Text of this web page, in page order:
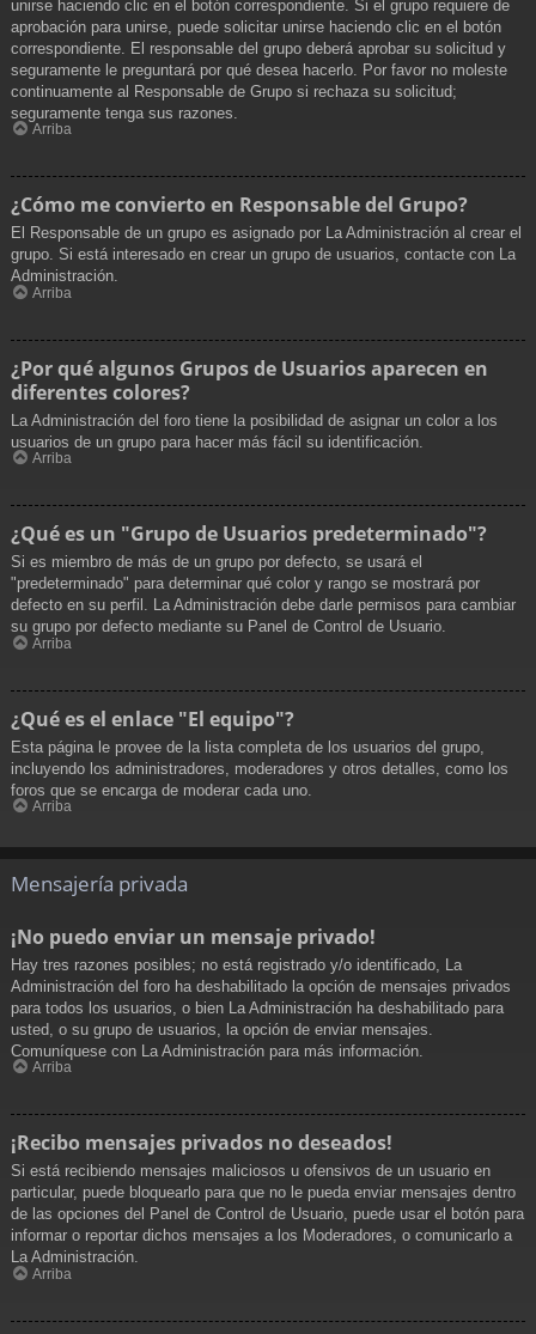
unirse haciendo clic en el botón correspondiente. Si el grupo requiere de
aprobación para unirse, puede solicitar unirse haciendo clic en el botón
correspondiente. El responsable del grupo deberá aprobar su solicitud y
seguramente le preguntará por qué desea hacerlo. Por favor no moleste
continuamente al Responsable de Grupo si rechaza su solicitud;
seguramente tenga sus razones.
Arriba
¿Cómo me convierto en Responsable del Grupo?
El Responsable de un grupo es asignado por La Administración al crear el
grupo. Si está interesado en crear un grupo de usuarios, contacte con La
Administración.
Arriba
¿Por qué algunos Grupos de Usuarios aparecen en
diferentes colores?
La Administración del foro tiene la posibilidad de asignar un color a los
usuarios de un grupo para hacer más fácil su identificación.
Arriba
¿Qué es un "Grupo de Usuarios predeterminado"?
Si es miembro de más de un grupo por defecto, se usará el
"predeterminado" para determinar qué color y rango se mostrará por
defecto en su perfil. La Administración debe darle permisos para cambiar
su grupo por defecto mediante su Panel de Control de Usuario.
Arriba
¿Qué es el enlace "El equipo"?
Esta página le provee de la lista completa de los usuarios del grupo,
incluyendo los administradores, moderadores y otros detalles, como los
foros que se encarga de moderar cada uno.
Arriba
Mensajería privada
¡No puedo enviar un mensaje privado!
Hay tres razones posibles; no está registrado y/o identificado, La
Administración del foro ha deshabilitado la opción de mensajes privados
para todos los usuarios, o bien La Administración ha deshabilitado para
usted, o su grupo de usuarios, la opción de enviar mensajes.
Comuníquese con La Administración para más información.
Arriba
¡Recibo mensajes privados no deseados!
Si está recibiendo mensajes maliciosos u ofensivos de un usuario en
particular, puede bloquearlo para que no le pueda enviar mensajes dentro
de las opciones del Panel de Control de Usuario, puede usar el botón para
informar o reportar dichos mensajes a los Moderadores, o comunicarlo a
La Administración.
Arriba